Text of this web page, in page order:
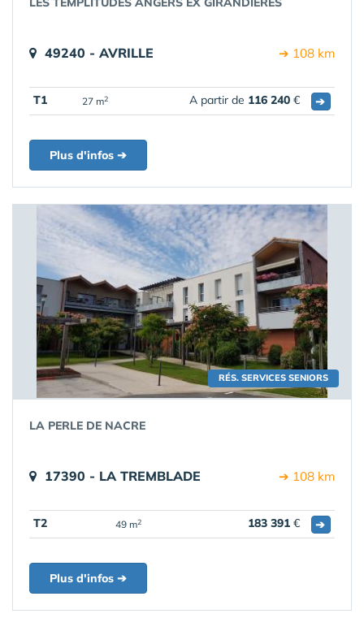
49240 - AVRILLE ➔ 108 km
T1 27 m2 A partir de 116 240 € ➔
Plus d'infos ➔
RÉS. SERVICES SENIORS
LA PERLE DE NACRE
17390 - LA TREMBLADE ➔ 108 km
T2 49 m2 183 391 € ➔
Plus d'infos ➔